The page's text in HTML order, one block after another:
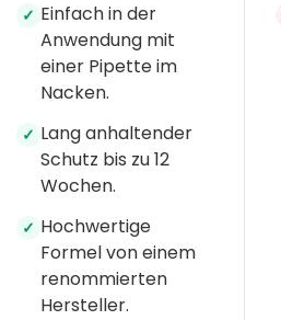
✓ Einfach in der
Anwendung mit
einer Pipette im
Nacken.
✓ Lang anhaltender
Schutz bis zu 12
Wochen.
✓ Hochwertige
Formel von einem
renommierten
Hersteller.